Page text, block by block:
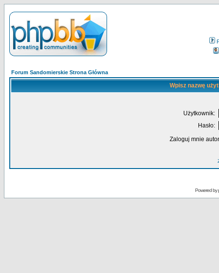
Forum Sandomierskie Strona Główna
Wpisz nazwę
Użytkownik:
Hasło:
Zaloguj mnie
Powered by